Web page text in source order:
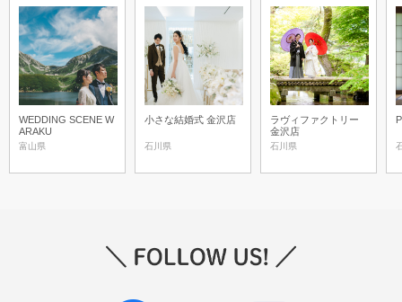
WEDDING SCENE W
ARAKU
富山県
小さな結婚式 金沢店
石川県
ラヴィファクトリー
金沢店
石川県